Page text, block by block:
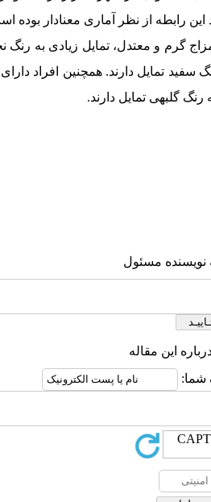
گرم و معتدل، تمایل زیادی به رنگ
تمایل دارند. همچنین افراد
رنگ گل‏بهی تمایل دارند.
نویسنده مسئول
این مقاله
شما: